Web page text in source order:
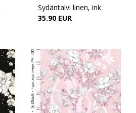
Sydäntalvi linen, ink
35.90 EUR